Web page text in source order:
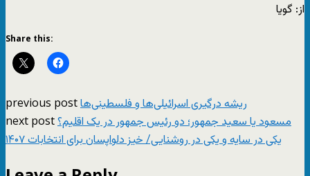
از: گویا
Share this:
previous postریشه درگیری اسرائیلی‌ها و فلسطینی‌ها
next postمسعود یا سعید جمهور؛ دو رئیس جمهور در یک اقلیم؟
یکی در سایه و یکی در روشنایی/ خیز دلواپسان برای انتخابات ۱۴۰۷